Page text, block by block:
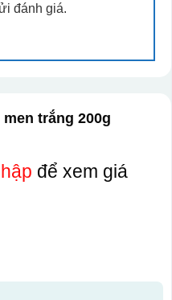
đánh giá.
trắng 200g
để xem giá